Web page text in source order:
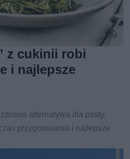
z cukinii robi
i najlepsze
alternatywa dla pasty.
przygotowania i najlepsze